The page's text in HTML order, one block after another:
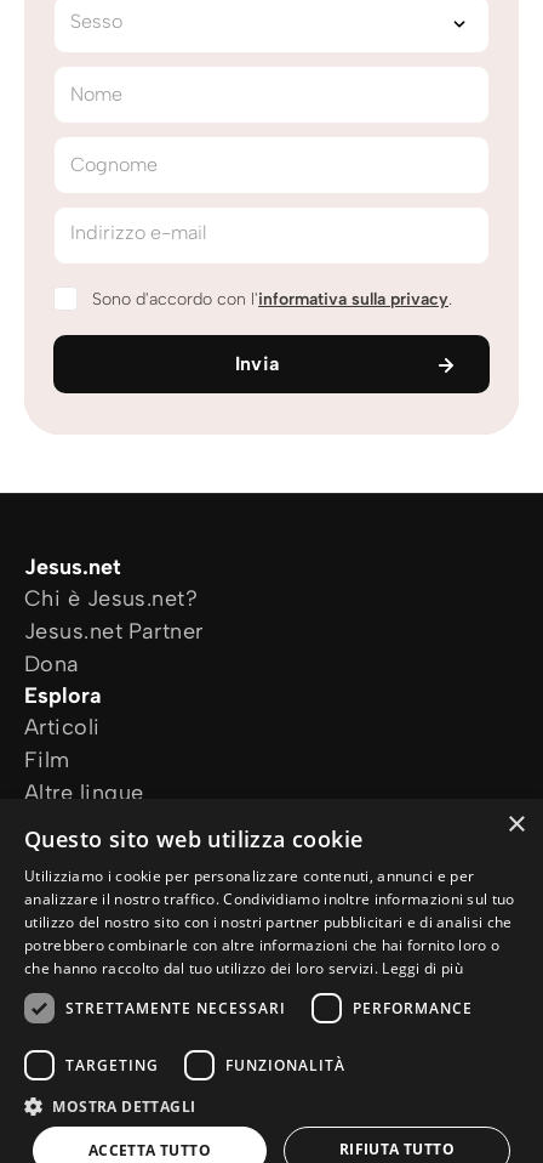
Sesso
Nome
Cognome
Indirizzo e-mail
Sono d'accordo con l'informativa sulla privacy.
Invia
Jesus.net
Chi è Jesus.net?
Jesus.net Partner
Dona
Esplora
Articoli
Film
Altre lingue
I nostri progetti
Altri siti web
Ho bisogno di preghiera
Ho una domanda
Seguici
© Copyright 2026 it.Jesus.netPrivacy PolicyCookie Policy
×
Questo sito web utilizza cookie
Utilizziamo i cookie per personalizzare contenuti, annunci e per
analizzare il nostro traffico. Condividiamo inoltre informazioni sul tuo
utilizzo del nostro sito con i nostri partner pubblicitari e di analisi che
potrebbero combinarle con altre informazioni che hai fornito loro o
che hanno raccolto dal tuo utilizzo dei loro servizi. Leggi di più
STRETTAMENTE NECESSARI
PERFORMANCE
TARGETING FUNZIONALITÀ
MOSTRA DETTAGLI
ACCETTA TUTTO RIFIUTA TUTTO